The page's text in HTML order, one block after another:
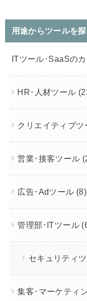
用途からツールを
ITツール･SaaSの
HR･人材ツール
クリエイティブツ
営業･接客ツール
広告･Adツール (8)
管理部･ITツール
セキュリティ
集客･マーケティ